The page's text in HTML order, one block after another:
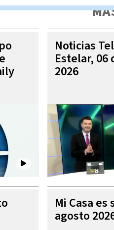
Noticias
Estelar, 06
2026
Mi Casa es
agosto